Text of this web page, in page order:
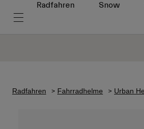
Radfahren Snow
Radfahren Fahrradhelme Urban